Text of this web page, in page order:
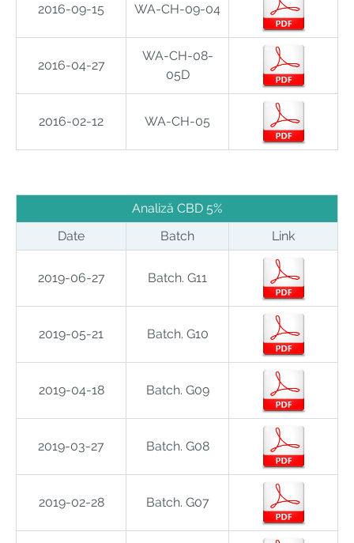
2016-09-15 WA-CH-09-04
2016-04-27
WA-CH-08-
05D
2016-02-12 WA-CH-05
Analiză CBD 5%
Date
Batch Link
2019-06-27 Batch. G11
2019-05-21 Batch. G10
2019-04-18 Batch. G09
2019-03-27 Batch. G08
2019-02-28 Batch. G07